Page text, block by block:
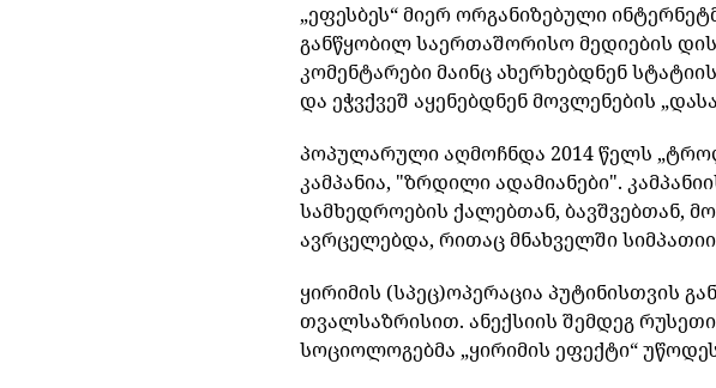
„ეფესბეს“მიერ ორგანიზებული
განწყობილსაერთაშორისომედიების
კომენტარებიმაინცახერხებდნენსტატიის
და ეჭვქვეშ აყენებდნენმოვლენების „
პოპულარულიაღმოჩნდა 2014წელს „
კამპანია, "ზრდილიადამიანები".
სამხედროების ქალებთან,ბავშვებთან,
ავრცელებდა,რითაცმნახველში
ყირიმის (სპეც)ოპერაცია პუტინისთვის
თვალსაზრისით.ანექსიის შემდეგ
სოციოლოგებმა „ყირიმის ეფექტი“